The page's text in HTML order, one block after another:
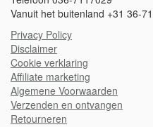
Vanuit het buitenland +31 36-
Privacy Policy
Disclaimer
Cookie verklaring
Affiliate marketing
Algemene Voorwaarden
Verzenden en ontvangen
Retourneren